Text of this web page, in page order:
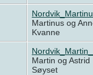
Martinus og
Kvanne
Martin og
Søyset